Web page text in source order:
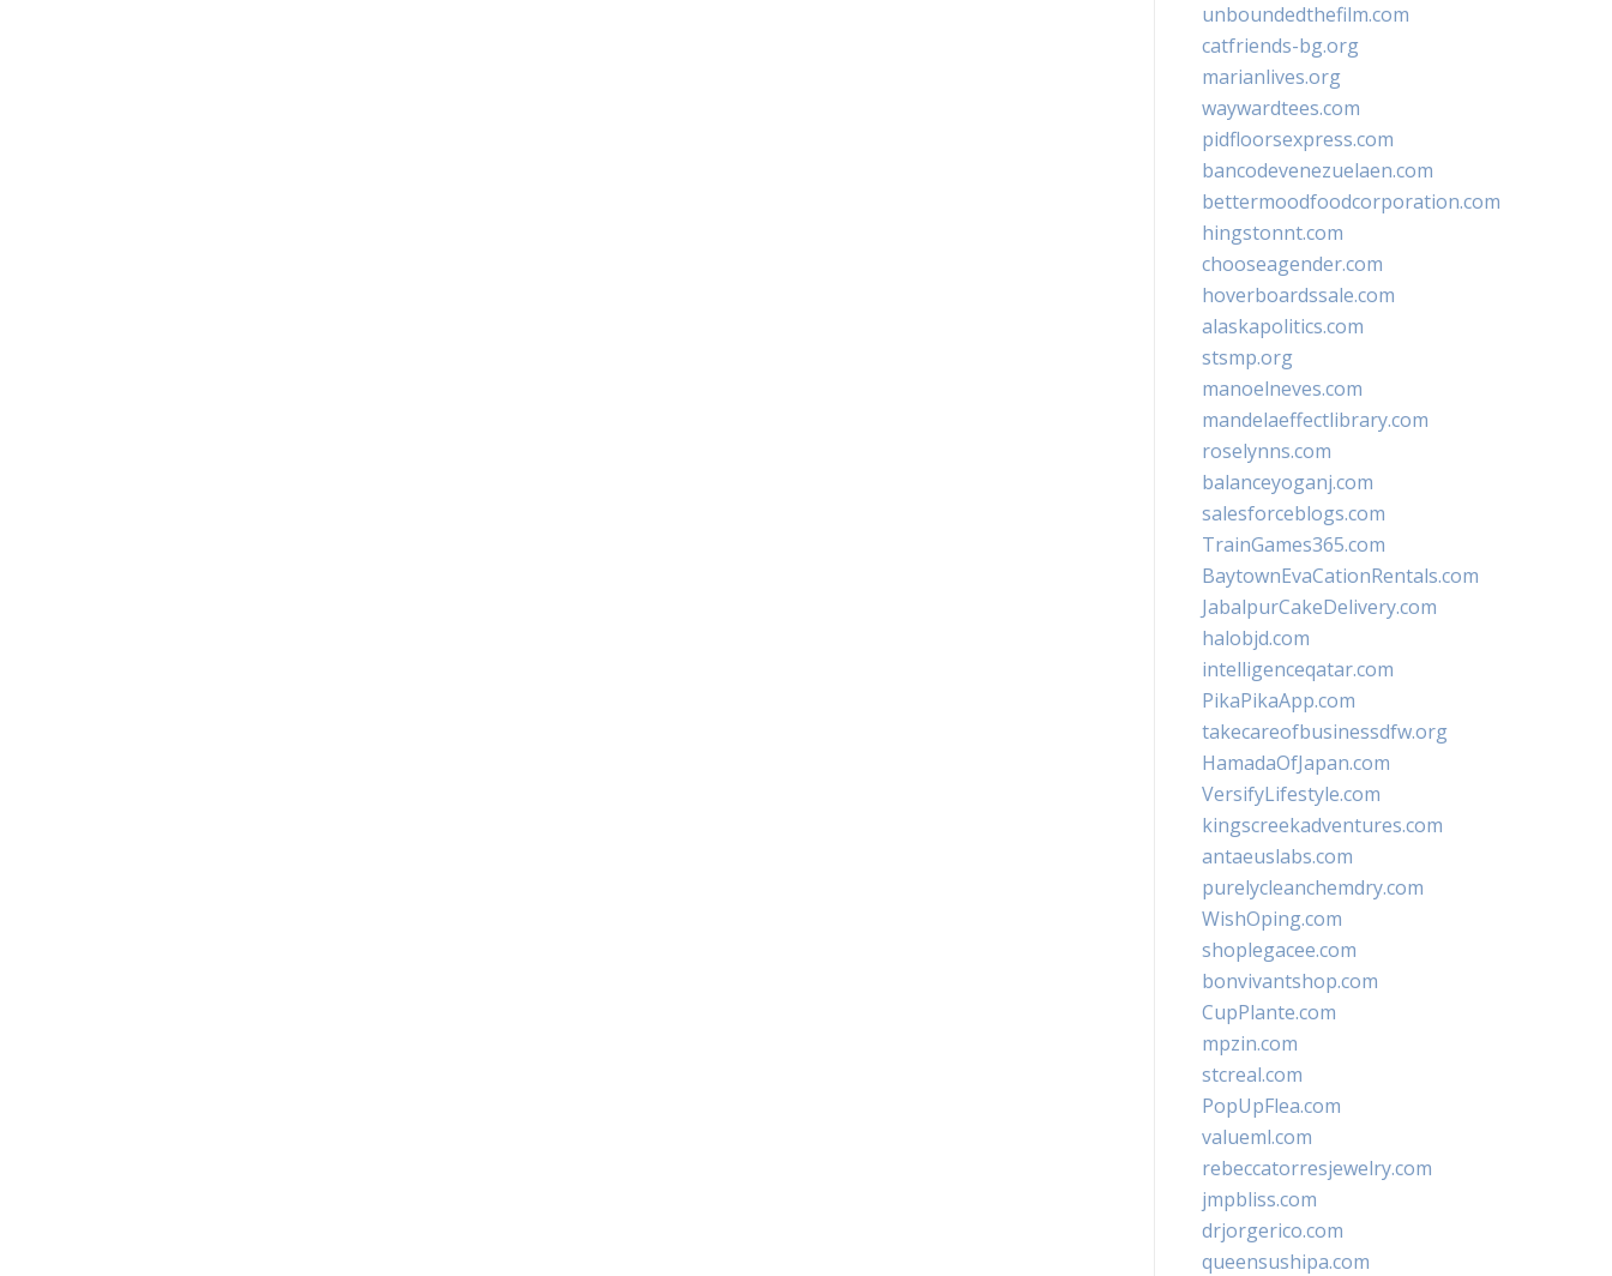
unboundedthefilm.com
catfriends-bg.org
marianlives.org
waywardtees.com
pidfloorsexpress.com
bancodevenezuelaen.com
bettermoodfoodcorporation.com
hingstonnt.com
chooseagender.com
hoverboardssale.com
alaskapolitics.com
stsmp.org
manoelneves.com
mandelaeffectlibrary.com
roselynns.com
balanceyoganj.com
salesforceblogs.com
TrainGames365.com
BaytownEvaCationRentals.com
JabalpurCakeDelivery.com
halobjd.com
intelligenceqatar.com
PikaPikaApp.com
takecareofbusinessdfw.org
HamadaOfJapan.com
VersifyLifestyle.com
kingscreekadventures.com
antaeuslabs.com
purelycleanchemdry.com
WishOping.com
shoplegacee.com
bonvivantshop.com
CupPlante.com
mpzin.com
stcreal.com
PopUpFlea.com
valueml.com
rebeccatorresjewelry.com
jmpbliss.com
drjorgerico.com
queensushipa.com